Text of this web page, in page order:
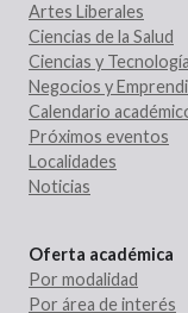
Artes Liberales
Ciencias de la Salud
Ciencias y Tecnología
Negocios y
Calendario
Próximos eventos
Localidades
Noticias
Oferta académica
Por modalidad
Por área de interés